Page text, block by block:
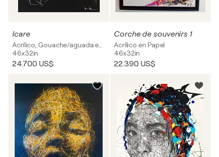
Icare
46x32in
24.700 US$
Corche de souvenirs 1
Acrílico en Papel
46x32in
22.390 US$